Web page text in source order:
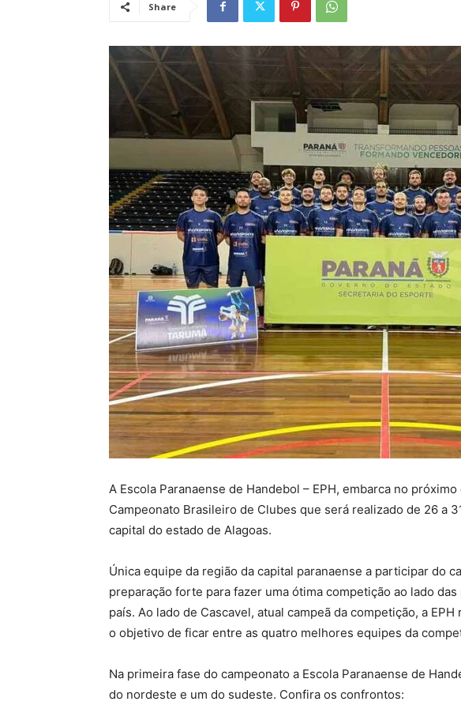
Share
A Escola Paranaense de Handebol – EPH, embarca no
Campeonato Brasileiro de Clubes que será realizado de 26 a
capital do estado de Alagoas.
Única equipe da região da capital paranaense a participar do
preparação forte para fazer uma ótima competição ao lado
país. Ao lado de Cascavel, atual campeã da competição, a
o objetivo de ficar entre as quatro melhores equipes da
Na primeira fase do campeonato a Escola Paranaense de
do nordeste e um do sudeste. Confira os confrontos: